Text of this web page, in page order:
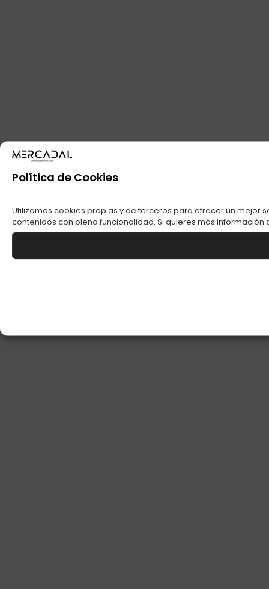
Política de Cookies
Utilizamos cookies propias y de terceros para ofrecer un mejor
contenidos con plena funcionalidad. Si quieres más